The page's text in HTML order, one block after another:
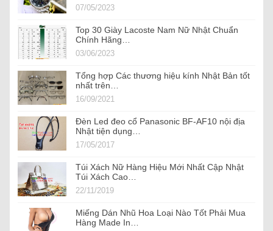
07/05/2023
Top 30 Giày Lacoste Nam Nữ Nhật Chuẩn
Chính Hãng…
03/06/2023
Tổng hợp Các thương hiệu kính Nhật Bản tốt
nhất trên…
16/09/2021
Đèn Led đeo cổ Panasonic BF-AF10 nội địa
Nhật tiện dụng…
17/05/2017
Túi Xách Nữ Hàng Hiệu Mới Nhất Cập Nhật
Túi Xách Cao…
22/11/2019
Miếng Dán Nhũ Hoa Loại Nào Tốt Phải Mua
Hàng Made In…